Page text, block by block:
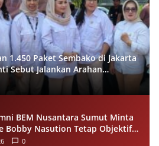
1.450 Paket Sembako di Jakarta
Sebut Jalankan Arahan
BEM Nusantara Sumut Minta
Bobby Nasution Tetap Objektif,
Politis
0